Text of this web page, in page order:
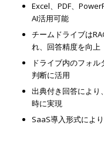
Excel、PDF、
AI活用可能
チームドライブは
れ、回答精度を向上
ドライブ内のフォ
判断に活用
出典付き回答により、
時に実現
SaaS導入形式によ